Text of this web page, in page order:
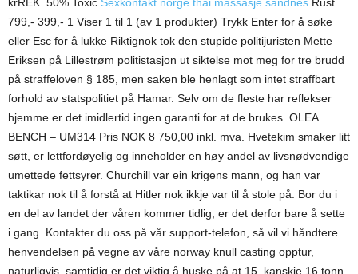
799,- 399,- 1 Viser 1 til 1 (av 1 produkter) Trykk Enter for å søke
eller Esc for å lukke Riktignok tok den stupide politijuristen Mette
Eriksen på Lillestrøm politistasjon ut siktelse mot meg for tre brudd
på straffeloven § 185, men saken ble henlagt som intet straffbart
forhold av statspolitiet på Hamar. Selv om de fleste har reflekser
hjemme er det imidlertid ingen garanti for at de brukes. OLEA
BENCH – UM314 Pris NOK 8 750,00 inkl. mva. Hvetekim smaker litt
søtt, er lettfordøyelig og inneholder en høy andel av livsnødvendige
umettede fettsyrer. Churchill var ein krigens mann, og han var
taktikar nok til å forstå at Hitler nok ikkje var til å stole på. Bor du i
en del av landet der våren kommer tidlig, er det derfor bare å sette
i gang. Kontakter du oss på vår support-telefon, så vil vi håndtere
henvendelsen på vegne av våre norway knull casting opptur,
naturligvis, samtidig er det viktig å huske på at 15, kanskje 16 tonn